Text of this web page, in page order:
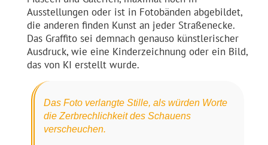
Ausstellungen oder ist in Fotobänden abgebildet,
die anderen finden Kunst an jeder Straßenecke.
Das Graffito sei demnach genauso künstlerischer
Ausdruck, wie eine Kinderzeichnung oder ein Bild,
das von KI erstellt wurde.
Das Foto verlangte Stille, als würden Worte
die Zerbrechlichkeit des Schauens
verscheuchen.